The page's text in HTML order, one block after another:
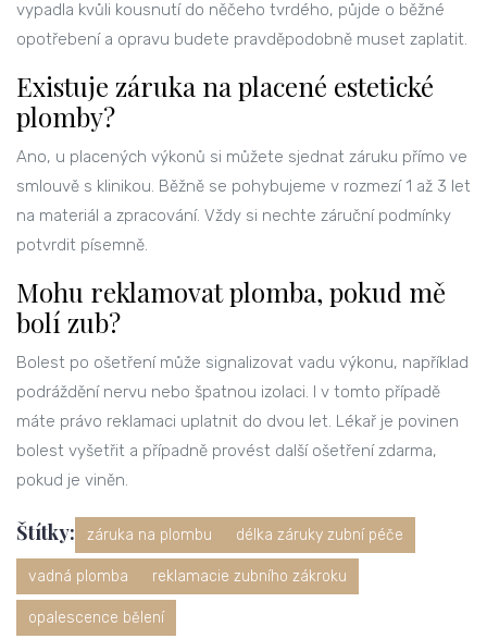
vypadla kvůli kousnutí do něčeho tvrdého, půjde o běžné
opotřebení a opravu budete pravděpodobně muset zaplatit.
Existuje záruka na placené estetické
plomby?
Ano, u placených výkonů si můžete sjednat záruku přímo ve
smlouvě s klinikou. Běžně se pohybujeme v rozmezí 1 až 3 let
na materiál a zpracování. Vždy si nechte záruční podmínky
potvrdit písemně.
Mohu reklamovat plomba, pokud mě
bolí zub?
Bolest po ošetření může signalizovat vadu výkonu, například
podráždění nervu nebo špatnou izolaci. I v tomto případě
máte právo reklamaci uplatnit do dvou let. Lékař je povinen
bolest vyšetřit a případně provést další ošetření zdarma,
pokud je viněn.
Štítky: záruka na plombu délka záruky zubní péče
vadná plomba reklamacie zubního zákroku
opalescence bělení